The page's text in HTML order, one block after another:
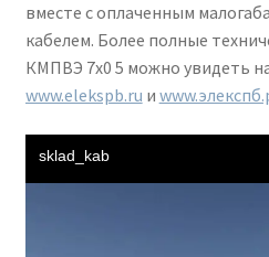
вместе с оплаченным
кабелем. Более полные
КМПВЭ 7х0 5 можно увидеть
www.elekspb.ru и